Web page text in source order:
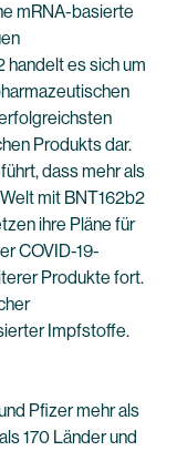
mRNA-basierte
handelt es sich um
Produkts dar.
dass mehr als
mit BNT162b2
ihre Pläne für
COVID-19-
Produkte fort.
Impfstoffe.
Pfizer mehr als
170 Länder und